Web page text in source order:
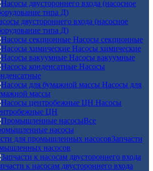
двустороннего входа (насосное
типа Д)
Насосы секционные
Насосы химические
Насосы вакуумные
Насосы
Насосы для
массы
Насосы
ЦН
Все
насосы
Запчасти
насосов
к насосам двустороннего входа